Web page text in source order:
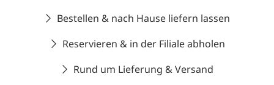
Bestellen & nach Hause liefern lassen
Reservieren & in der Filiale abholen
Rund um Lieferung & Versand